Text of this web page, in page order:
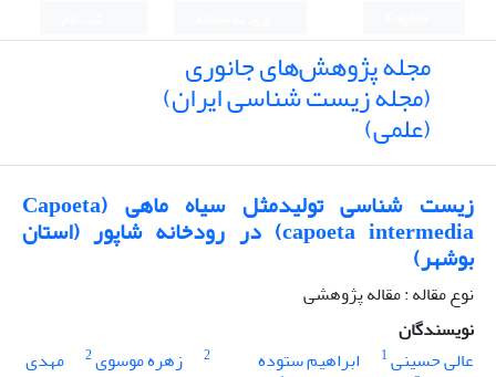
مجله پژوهش‌های جانوری
(مجله زیست شناسی ایران)
(علمی)
زیست شناسی تولیدمثل سیاه ماهی (Capoeta
capoeta intermedia) در رودخانه شاپور (استان
بوشهر)
نوع مقاله : مقاله پژوهشی
نویسندگان
عالی حسینی1 ابراهیم ستوده 2 زهره موسوی2
مهدی